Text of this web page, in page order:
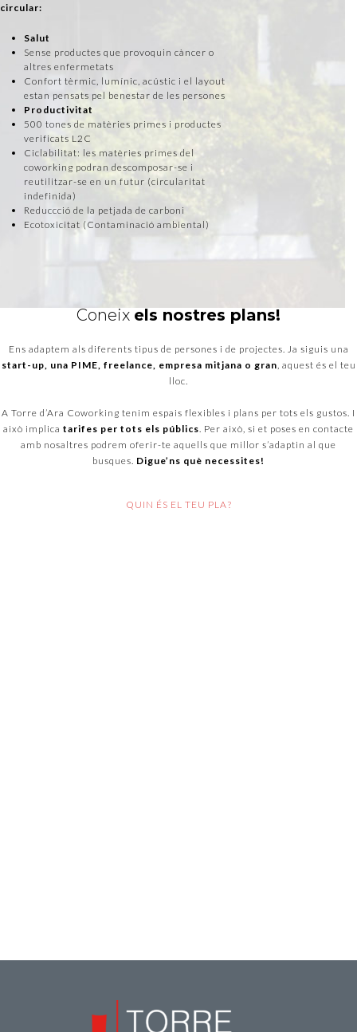
circular:
Salut
Sense productes que provoquin càncer o
altres enfermetats
Confort tèrmic, lumínic, acústic i el layout
estan pensats pel benestar de les persones
Productivitat
500 tones de matèries primes i productes
verificats L2C
Ciclabilitat: les matèries primes del
coworking podran descomposar-se i
reutilitzar-se en un futur (circularitat
indefinida)
Reduccció de la petjada de carboni
Ecotoxicitat (Contaminació ambiental)
Coneix els nostres plans!
Ens adaptem als diferents tipus de persones i de projectes. Ja siguis una
start-up, una PIME, freelance, empresa mitjana o gran, aquest és el teu
lloc.
A Torre d’Ara Coworking tenim espais flexibles i plans per tots els gustos. I
això implica tarifes per tots els públics. Per això, si et poses en contacte
amb nosaltres podrem oferir-te aquells que millor s’adaptin al que
busques. Digue’ns què necessites!
QUIN ÉS EL TEU PLA?